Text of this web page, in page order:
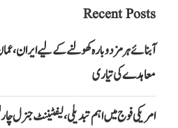
Recent Posts
آبنائے ہرمز دوبارہ کھولنے کے لیے ایران،
معاہدے کی تیاری
امریکی فوج میں اہم تبدیلی، لیفٹیننٹ جنرل